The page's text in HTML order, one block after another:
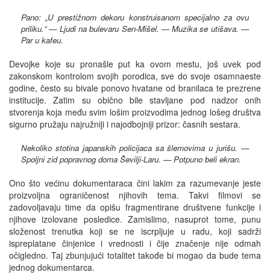
Pano: „U prestižnom dekoru konstruisanom specijalno za ovu
priliku.“ — Ljudi na bulevaru Sen-Mišel. — Muzika se utišava. —
Par u kafeu.
Devojke koje su pronašle put ka ovom mestu, još uvek pod
zakonskom kontrolom svojih porodica, sve do svoje osamnaeste
godine, često su bivale ponovo hvatane od branilaca te prezrene
institucije. Zatim su obično bile stavljane pod nadzor onih
stvorenja koja među svim lošim proizvodima jednog lošeg društva
sigurno pružaju najružniji i najodbojniji prizor: časnih sestara.
Nekoliko stotina japanskih policijaca sa šlemovima u jurišu. —
Spoljni zid popravnog doma Ševilji-Laru. — Potpuno beli ekran.
Ono što većinu dokumentaraca čini lakim za razumevanje jeste
proizvoljna ograničenost njihovih tema. Takvi filmovi se
zadovoljavaju time da opišu fragmentirane društvene funkcije i
njihove izolovane posledice. Zamislimo, nasuprot tome, punu
složenost trenutka koji se ne iscrpljuje u radu, koji sadrži
ispreplatane činjenice i vrednosti i čije značenje nije odmah
očigledno. Taj zbunjujući totalitet takođe bi mogao da bude tema
jednog dokumentarca.